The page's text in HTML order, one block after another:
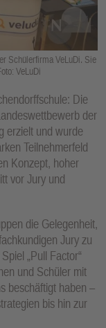
Schülerfirma VeLuDi. Sie
VeLuDi
Die
der
erzielt und wurde
Teilnehmerfeld
Konzept, hoher
vor Jury und
die Gelegenheit,
Jury zu
„Pull Factor“
und Schüler mit
beschäftigt haben –
bis hin zur